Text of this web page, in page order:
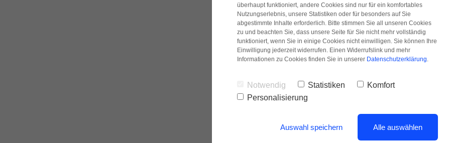
Mehr
- Bekannt aus -
überhaupt funktioniert, andere Cookies sind nur für ein komfortables
Nutzungserlebnis, unsere Statistiken oder für besonders auf Sie
abgestimmte Inhalte erforderlich. Bitte stimmen Sie all unseren Cookies
zu und beachten Sie, dass unsere Seite für Sie nicht mehr vollständig
funktioniert, wenn Sie in einige Cookies nicht einwilligen. Sie können Ihre
Einwilligung jederzeit widerrufen. Einen Widerrufslink und mehr
Informationen zu Cookies finden Sie in unserer Datenschutzerklärung.
Notwendig Statistiken
Komfort
Personalisierung
Auswahl speichern Alle auswählen